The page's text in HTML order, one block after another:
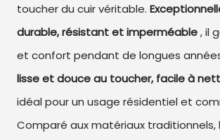
toucher du cuir véritable.
durable, résistant et imperméable, il
et confort pendant de longues
lisse et douce au toucher, facile à
idéal pour un usage résidentiel et
Comparé aux matériaux traditionnels,